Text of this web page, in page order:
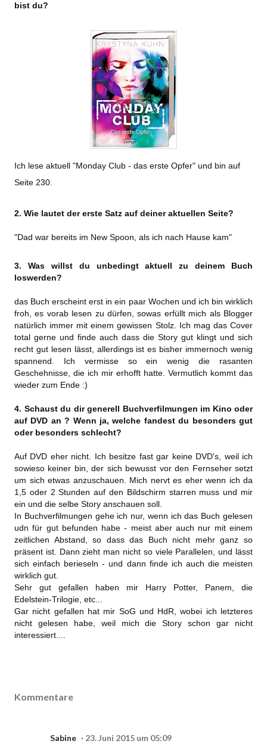
bist du?
Ich lese aktuell "Monday Club - das erste Opfer" und bin auf
Seite 230.
2. Wie lautet der erste Satz auf deiner aktuellen Seite?
"Dad war bereits im New Spoon, als ich nach Hause kam"
3. Was willst du unbedingt aktuell zu deinem Buch
loswerden?
das Buch erscheint erst in ein paar Wochen und ich bin wirklich
froh, es vorab lesen zu dürfen, sowas erfüllt mich als Blogger
natürlich immer mit einem gewissen Stolz. Ich mag das Cover
total gerne und finde auch dass die Story gut klingt und sich
recht gut lesen lässt, allerdings ist es bisher immernoch wenig
spannend. Ich vermisse so ein wenig die rasanten
Geschehnisse, die ich mir erhofft hatte. Vermutlich kommt das
wieder zum Ende :)
4. Schaust du dir generell Buchverfilmungen im Kino oder
auf DVD an ? Wenn ja, welche fandest du besonders gut
oder besonders schlecht?
Auf DVD eher nicht. Ich besitze fast gar keine DVD's, weil ich
sowieso keiner bin, der sich bewusst vor den Fernseher setzt
um sich etwas anzuschauen. Mich nervt es eher wenn ich da
1,5 oder 2 Stunden auf den Bildschirm starren muss und mir
ein und die selbe Story anschauen soll.
In Buchverfilmungen gehe ich nur, wenn ich das Buch gelesen
udn für gut befunden habe - meist aber auch nur mit einem
zeitlichen Abstand, so dass das Buch nicht mehr ganz so
präsent ist. Dann zieht man nicht so viele Parallelen, und lässt
sich einfach berieseln - und dann finde ich auch die meisten
wirklich gut.
Sehr gut gefallen haben mir Harry Potter, Panem, die
Edelstein-Trilogie, etc...
Gar nicht gefallen hat mir SoG und HdR, wobei ich letzteres
nicht gelesen habe, weil mich die Story schon gar nicht
interessiert....
Kommentare
Sabine 23. Juni 2015 um 05:09